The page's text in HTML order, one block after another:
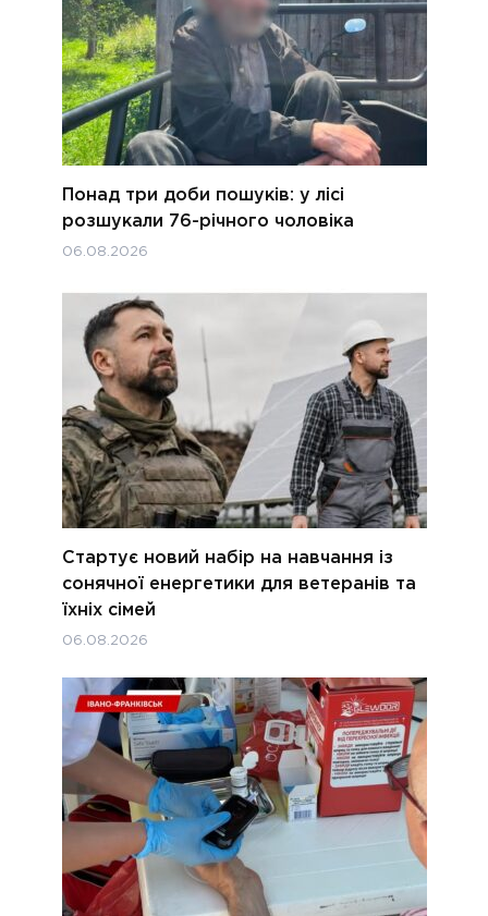
Понад три доби пошуків: у лісі
розшукали 76-річного чоловіка
06.08.2026
Стартує новий набір на навчання із
сонячної енергетики для ветеранів та
їхніх сімей
06.08.2026